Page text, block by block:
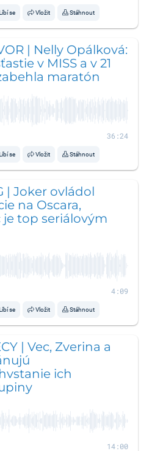
Líbí se Vložit Stáhnout
| Nelly Opálková:
v MISS a v 21
maratón
36:24
Líbí se Vložit Stáhnout
| Joker ovládol
na Oscara,
je top seriálovým
4:09
Líbí se Vložit Stáhnout
| Vec, Zverina a
ich
14:00